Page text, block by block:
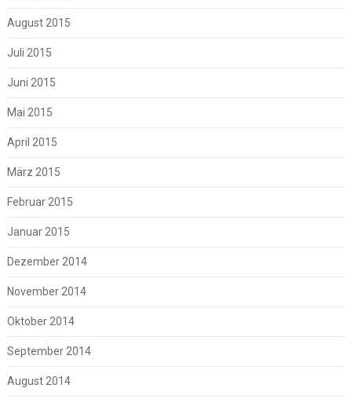
August 2015
Juli 2015
Juni 2015
Mai 2015
April 2015
März 2015
Februar 2015
Januar 2015
Dezember 2014
November 2014
Oktober 2014
September 2014
August 2014